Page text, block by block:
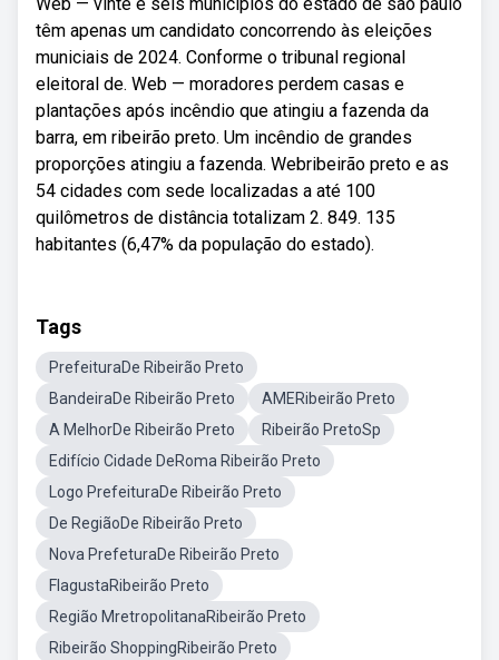
têm apenas um candidato concorrendo às eleições
municiais de 2024. Conforme o tribunal regional
eleitoral de. Web — moradores perdem casas e
plantações após incêndio que atingiu a fazenda da
barra, em ribeirão preto. Um incêndio de grandes
proporções atingiu a fazenda. Webribeirão preto e as
54 cidades com sede localizadas a até 100
quilômetros de distância totalizam 2. 849. 135
habitantes (6,47% da população do estado).
Tags
PrefeituraDe Ribeirão Preto
BandeiraDe Ribeirão Preto
AMERibeirão Preto
A MelhorDe Ribeirão Preto
Ribeirão PretoSp
Edifício Cidade DeRoma Ribeirão Preto
Logo PrefeituraDe Ribeirão Preto
De RegiãoDe Ribeirão Preto
Nova PrefeturaDe Ribeirão Preto
FlagustaRibeirão Preto
Região MretropolitanaRibeirão Preto
Ribeirão ShoppingRibeirão Preto